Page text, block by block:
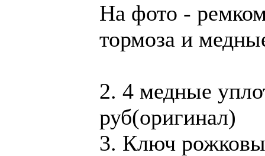
На фото -
тормоза и
2. 4 медные
руб(оригинал)
3. Ключ